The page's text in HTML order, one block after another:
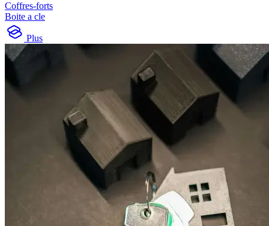
Coffres-forts
Boite a cle
Plus